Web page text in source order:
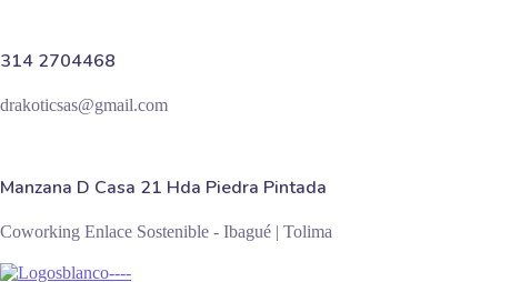
314 2704468
drakoticsas@gmail.com
Manzana D Casa 21 Hda Piedra Pintada
Coworking Enlace Sostenible - Ibagué | Tolima